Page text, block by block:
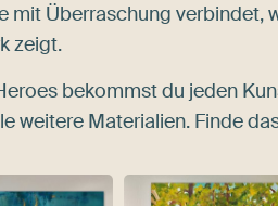
mit Überraschung verbindet,
zeigt.
bekommst du jeden
weitere Materialien. Finde